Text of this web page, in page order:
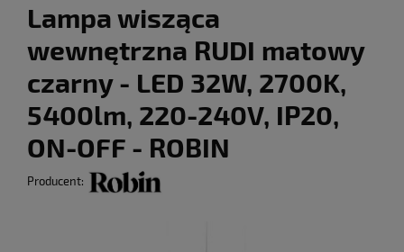
Lampa wisząca
wewnętrzna RUDI matowy
czarny - LED 32W, 2700K,
5400lm, 220-240V, IP20,
ON-OFF - ROBIN
Producent: